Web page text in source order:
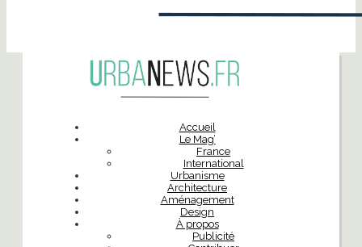
Accueil
Le Mag’
France
International
Urbanisme
Architecture
Aménagement
Design
À propos
Publicité